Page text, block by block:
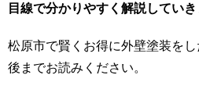
目線で分かりやすく解説していき
松原市で賢くお得に外壁塗装を
後までお読みください。